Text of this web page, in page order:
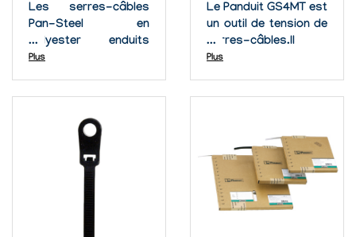
Les serres-câbles
Pan-Steel en
polyester enduits
d'acier inoxydable
polyester pour une
d'empaquetement à
long terme. Ces
Plus
Le Panduit GS4MT est
un outil de tension de
serres-câbles.Il
permet de tendre
d'installation de
serres-câbles est
idéal pour un usage
dans n'importe quelle
application de...
Plus